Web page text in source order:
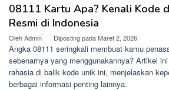
08111 Kartu Apa? Kenali Kode
Resmi di Indonesia
OlehAdmin Diposting padaMaret 2, 2026
Angka 08111 seringkali membuat kamu
sebenarnya yang menggunakannya? Artikel
rahasia di balik kode unik ini, menjelaskan
berbagai informasi penting lainnya.